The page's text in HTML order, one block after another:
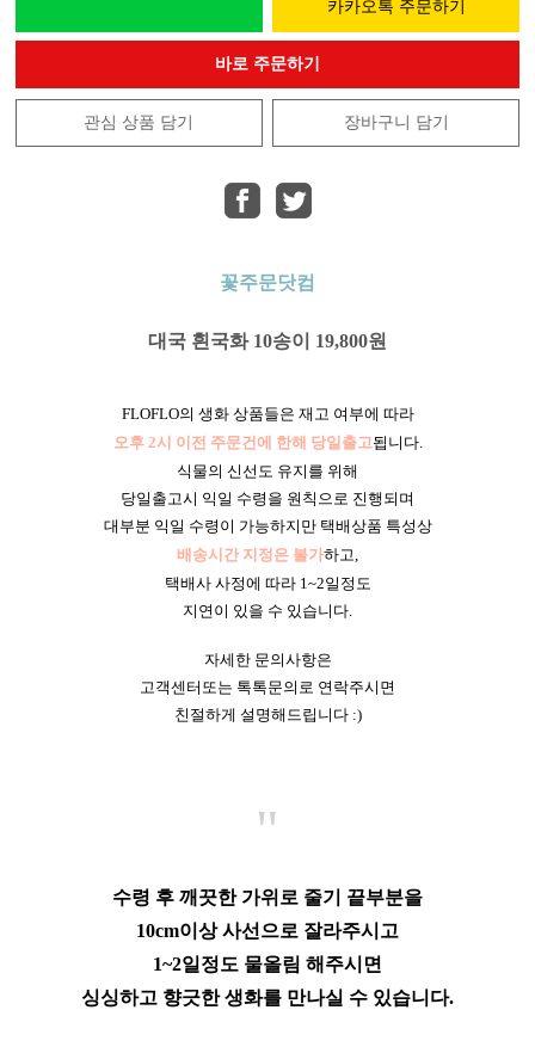
카카오톡 주문하기
바로 주문하기
관심 상품 담기 장바구니 담기
꽃주문닷컴
대국 흰국화 10송이 19,800원
FLOFLO의 생화 상품들은 재고 여부에 따라
오후 2시 이전 주문건에 한해 당일출고됩니다.
식물의 신선도 유지를 위해
당일출고시 익일 수령을 원칙으로 진행되며
대부분 익일 수령이 가능하지만 택배상품 특성상
배송시간 지정은 불가하고,
택배사 사정에 따라 1~2일정도
지연이 있을 수 있습니다.
자세한 문의사항은
고객센터또는 톡톡문의로 연락주시면
친절하게 설명해드립니다 :)
"
수령 후 깨끗한 가위로 줄기 끝부분을
10cm이상 사선으로 잘라주시고
1~2일정도 물올림 해주시면
싱싱하고 향긋한 생화를 만나실 수 있습니다.